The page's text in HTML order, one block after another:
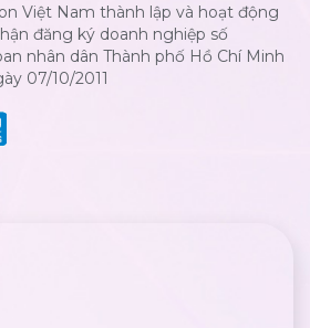
Việt Nam thành lập và hoạt động
đăng ký doanh nghiệp số
nhân dân Thành phố Hồ Chí Minh
07/10/2011